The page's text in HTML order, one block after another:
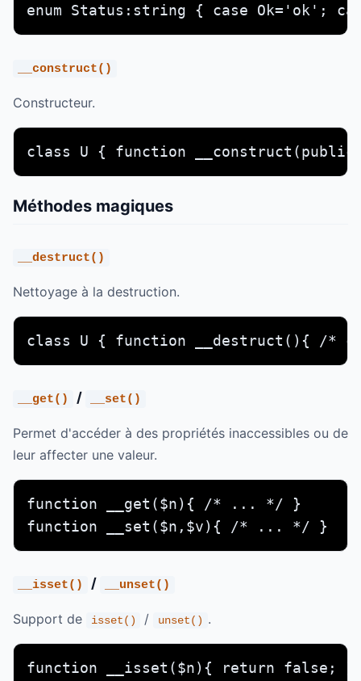
enum Status:string { case Ok='ok';
__construct()
Constructeur.
class U { function
Méthodes magiques
__destruct()
Nettoyage à la destruction.
class U { function __destruct(){ /*
__get() / __set()
Permet d'accéder à des propriétés inaccessibles ou de
leur affecter une valeur.
function __get($n){ /* ... */ }
function __set($n,$v){ /* ... */ }
__isset() / __unset()
Support de isset() / unset() .
function __isset($n){ return false; }